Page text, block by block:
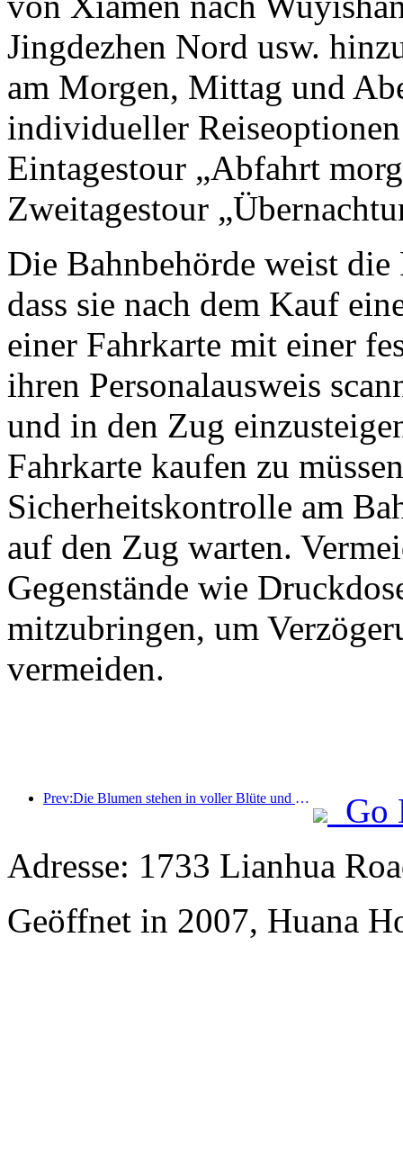
Jingdezhen Nord usw.
am Morgen, Mittag und
individueller
Eintagestour „Abfahrt
Zweitagestour
Die Bahnbehörde weist
dass sie nach dem Kauf
einer Fahrkarte mit einer
ihren Personalausweis
und in den Zug
Fahrkarte kaufen zu
Sicherheitskontrolle am
auf den Zug warten.
Gegenstände wie
mitzubringen, um
vermeiden.
Prev:Die Blumen stehen in voller Blüte und gemeinsam wird Poesie gewürdigt: Das Ten-Li-Blumengöttinnen-Festival beginnt großartig!
Go
Adresse: 1733 Lianhua
Geöffnet in 2007, Huana